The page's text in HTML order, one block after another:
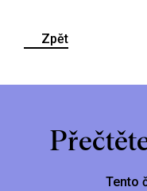
Zpět
Tento